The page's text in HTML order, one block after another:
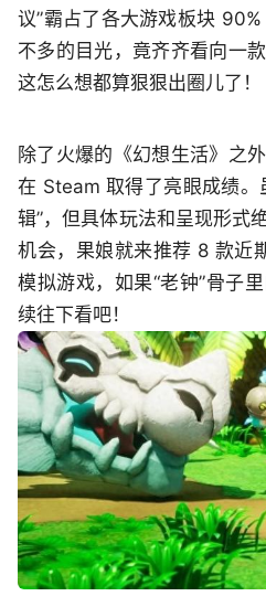
议”霸占了各大游戏板块
不多的目光，竟齐齐看向一
这怎么想都算狠狠出圈儿了！
除了火爆的《幻想生活》之
在 Steam 取得了亮眼成绩。
辑”，但具体玩法和呈现形式
机会，果娘就来推荐 8 款近
模拟游戏，如果“老钟”骨子
续往下看吧！